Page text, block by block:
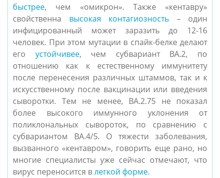
быстрее, чем «омикрон». Также «кентавру»
свойственна высокая контагиозность – один
инфицированный может заразить до 12-16
человек. При этом мутации в спайк-белке делают
его устойчивее, чем субвариант BA.2, по
отношению как к естественному иммунитету
после перенесения различных штаммов, так и к
искусственному после вакцинации или введения
сыворотки. Тем не менее, BA.2.75 не показал
более высокого иммунного уклонения от
поликлональных сывороток, по сравнению с
субвариантом BA.4/5. О тяжести заболевания,
вызванного «кентавром», говорить еще рано, но
многие специалисты уже сейчас отмечают, что
вирус переносится влегкой форме.